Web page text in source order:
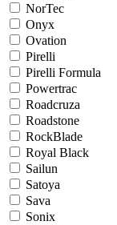
NorTec
Onyx
Ovation
Pirelli
Pirelli Formula
Powertrac
Roadcruza
Roadstone
RockBlade
Royal Black
Sailun
Satoya
Sava
Sonix